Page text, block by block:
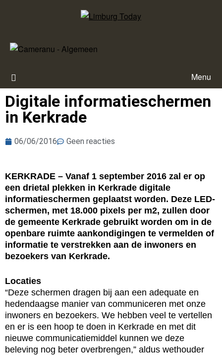
Menu
Digitale informatieschermen
in Kerkrade
06/06/2016 Geen reacties
KERKRADE – Vanaf 1 september 2016 zal er op
een drietal plekken in Kerkrade digitale
informatieschermen geplaatst worden. Deze LED-
schermen, met 18.000 pixels per m2, zullen door
de gemeente Kerkrade gebruikt worden om in de
openbare ruimte aankondigingen te vermelden of
informatie te verstrekken aan de inwoners en
bezoekers van Kerkrade.
Locaties
“Deze schermen dragen bij aan een adequate en
hedendaagse manier van communiceren met onze
inwoners en bezoekers. We hebben veel te vertellen
en er is een hoop te doen in Kerkrade en met dit
nieuwe communicatiemiddel kunnen we deze
beleving nog beter overbrengen,” aldus wethouder